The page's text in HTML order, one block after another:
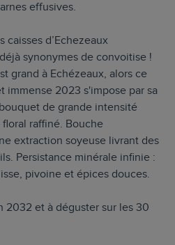
effusives.
caisses d’Echezeaux
synonymes de convoitise !
grand à Echézeaux, alors ce
2023 s'impose par sa
de grande intensité
raffiné. Bouche
extraction soyeuse livrant des
Persistance minérale infinie :
pivoine et épices douces.
2032 et à déguster sur les 30